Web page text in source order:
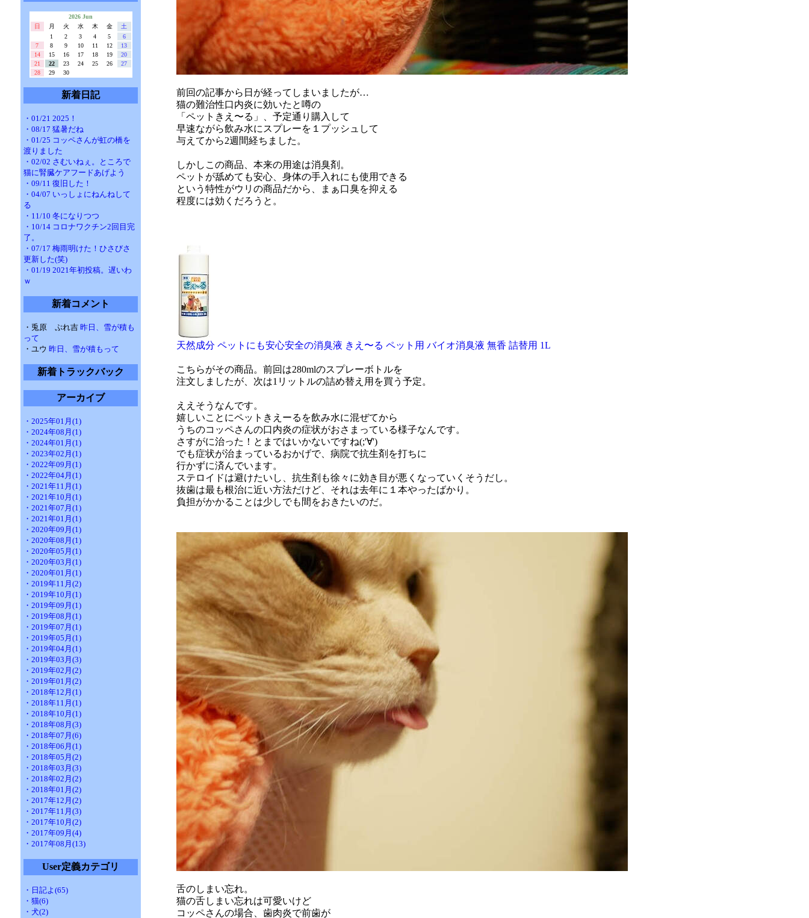
2026 Jun
日
月 火 水 木 金
土
1
2 3 4 5
6
7
8 9 10 11 12
13
14
15 16 17 18 19
20
21
22 23 24 25 26
27
28
29 30
新着日記
・01/21 2025！
・08/17 猛暑だね
・01/25 コッペさんが虹の橋を
渡りました
・02/02 さむいねぇ。ところで
猫に腎臓ケアフードあげよう
・09/11 復旧した！
・04/07 いっしょにねんねして
る
・11/10 冬になりつつ
・10/14 コロナワクチン2回目完
了。
・07/17 梅雨明けた！ひさびさ
更新した(笑)
・01/19 2021年初投稿。遅いわ
ｗ
新着コメント
・兎原 ぷれ吉 昨日、雪が積も
って
・ユウ 昨日、雪が積もって
新着トラックバック
アーカイブ
・2025年01月(1)
・2024年08月(1)
・2024年01月(1)
・2023年02月(1)
・2022年09月(1)
・2022年04月(1)
・2021年11月(1)
・2021年10月(1)
・2021年07月(1)
・2021年01月(1)
・2020年09月(1)
・2020年08月(1)
・2020年05月(1)
・2020年03月(1)
・2020年01月(1)
・2019年11月(2)
・2019年10月(1)
・2019年09月(1)
・2019年08月(1)
・2019年07月(1)
・2019年05月(1)
・2019年04月(1)
・2019年03月(3)
・2019年02月(2)
・2019年01月(2)
・2018年12月(1)
・2018年11月(1)
・2018年10月(1)
・2018年08月(3)
・2018年07月(6)
・2018年06月(1)
・2018年05月(2)
・2018年03月(3)
・2018年02月(2)
・2018年01月(2)
・2017年12月(2)
・2017年11月(3)
・2017年10月(2)
・2017年09月(4)
・2017年08月(13)
User定義カテゴリ
・日記よ(65)
・猫(6)
・犬(2)
前回の記事から日が経ってしまいましたが…
猫の難治性口内炎に効いたと噂の
「ペットきえ〜る」、予定通り購入して
早速ながら飲み水にスプレーを１プッシュして
与えてから2週間経ちました。
しかしこの商品、本来の用途は消臭剤。
ペットが舐めても安心、身体の手入れにも使用できる
という特性がウリの商品だから、まぁ口臭を抑える
程度には効くだろうと。
天然成分 ペットにも安心安全の消臭液 きえ〜る ペット用 バイオ消臭液 無香 詰替用 1L
こちらがその商品。前回は280mlのスプレーボトルを
注文しましたが、次は1リットルの詰め替え用を買う予定。
ええそうなんです。
嬉しいことにペットきえーるを飲み水に混ぜてから
うちのコッペさんの口内炎の症状がおさまっている様子なんです。
さすがに治った！とまではいかないですね(;'∀')
でも症状が治まっているおかげで、病院で抗生剤を打ちに
行かずに済んでいます。
ステロイドは避けたいし、抗生剤も徐々に効き目が悪くなっていくそうだし。
抜歯は最も根治に近い方法だけど、それは去年に１本やったばかり。
負担がかかることは少しでも間をおきたいのだ。
舌のしまい忘れ。
猫の舌しまい忘れは可愛いけど
コッペさんの場合、歯肉炎で前歯が